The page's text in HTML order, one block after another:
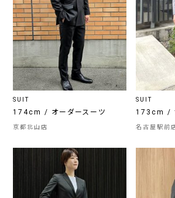
SUIT
174cm / オーダースーツ
京都北山店
SUIT
173cm /
名古屋駅前